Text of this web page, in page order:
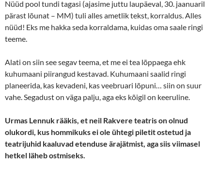
Nüüd pool tundi tagasi (ajasime juttu laupäeval, 30. jaanuaril
pärast lõunat – MM) tuli alles ametlik tekst, korraldus. Alles
nüüd! Eks me hakka seda korraldama, kuidas oma saale ringi
teeme.
Alati on siin see segav teema, et me ei tea lõppaega ehk
kuhumaani piirangud kestavad. Kuhumaani saalid ringi
planeerida, kas kevadeni, kas veebruari lõpuni… siin on suur
vahe. Segadust on väga palju, aga eks kõigil on keeruline.
Urmas Lennuk rääkis, et neil Rakvere teatris on olnud
olukordi, kus hommikuks ei ole ühtegi piletit ostetud ja
teatrijuhid kaaluvad etenduse ärajätmist, aga siis viimasel
hetkel läheb ostmiseks.